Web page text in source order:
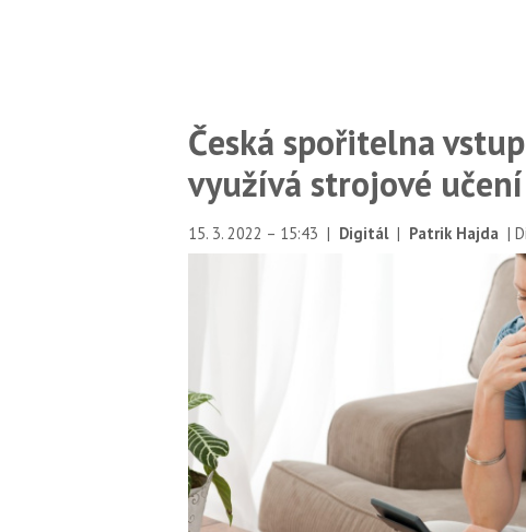
Česká spořitelna
využívá strojové
15. 3. 2022 – 15:43 | Digitál | Patrik Hajda |